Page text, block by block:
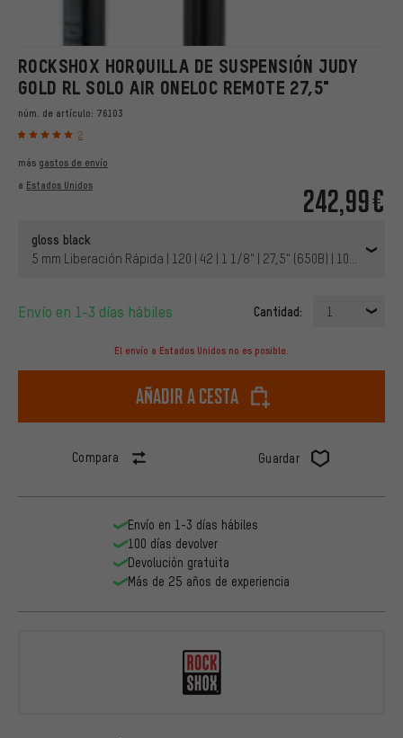
ROCKSHOX HORQUILLA DE SUSPENSIÓN JUDY
GOLD RL SOLO AIR ONELOC REMOTE 27,5"
núm. de artículo: 76103
2
242,99€
más gastos de envío
a Estados Unidos
gloss black
5 mm Liberación Rápida | 120 | 42 | 1 1/8" | 27,5" (650B) | 100 mm
Envío en 1-3 días hábiles Cantidad: 1
El envío a Estados Unidos no es posible.
Añadir a cesta
Compara Guardar
Envío en 1-3 días hábiles
100 días devolver
Devolución gratuita
Más de 25 años de experiencia